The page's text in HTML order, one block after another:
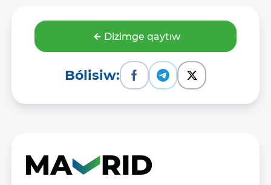
Dizimge qaytıw
Bólisiw: